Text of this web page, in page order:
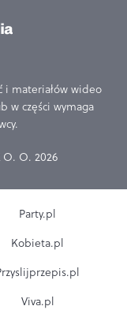
i materiałów wideo
w części wymaga
O. O. 2026
Party.pl
Kobieta.pl
Viva.pl